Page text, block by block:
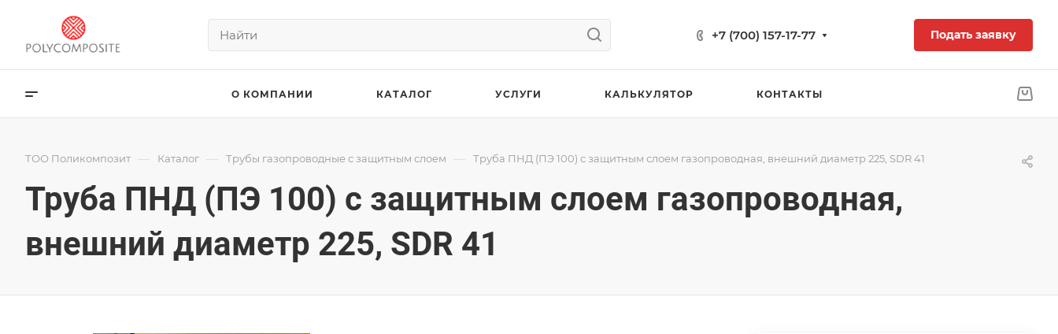
+7 (700) 157-17-77 Подать заявку
О КОМПАНИИ КАТАЛОГ УСЛУГИ КАЛЬКУЛЯТОР КОНТАКТЫ
ТОО Поликомпозит — Каталог — Трубы газопроводные с защитным слоем — Труба ПНД (ПЭ 100) с защитным слоем газопроводная, внешний диаметр 225, SDR 41
Труба ПНД (ПЭ 100) с защитным слоем газопроводная,
внешний диаметр 225, SDR 41